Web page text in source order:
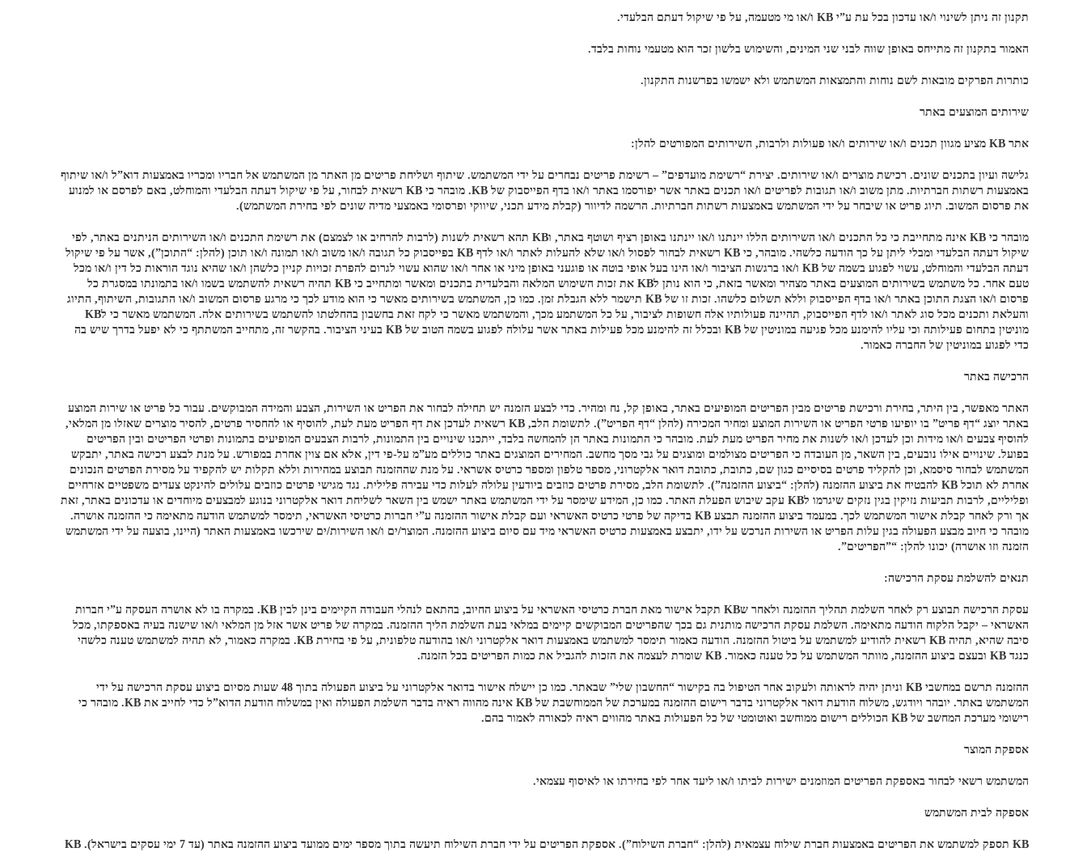
תקנון זה ניתן לשינוי ו/או עדכון בכל עת ע”י KB ו/או מי מטעמה, על פי שיקול דעתם הבלעדי.
האמור בתקנון זה מתייחס באופן שווה לבני שני המינים, והשימוש בלשון זכר הוא מטעמי נוחות בלבד.
כותרות הפרקים מובאות לשם נוחות והתמצאות המשתמש ולא ישמשו בפרשנות התקנון.
שירותים המוצעים באתר
אתר KB מציע מגוון תכנים ו/או שירותים ו/או פעולות ולרבות, השירותים המפורטים להלן:
גלישה ועיון בתכנים שונים. רכישת מוצרים ו/או שירותים. יצירת “רשימת מועדפים” – רשימת פריטים נבחרים על ידי המשתמש. שיתוף ושליחת פריטים מן האתר מן המשתמש אל חבריו ומכריו באמצעות דוא”ל ו/או שיתוף
באמצעות רשתות חברתיות. מתן משוב ו/או תגובות לפריטים ו/או תכנים באתר אשר יפורסמו באתר ו/או בדף הפייסבוק של KB. מובהר כי KB רשאית לבחור, על פי שיקול דעתה הבלעדי והמוחלט, באם לפרסם או למנוע
את פרסום המשוב. תיוג פריט או שיבחר על ידי המשתמש באמצעות רשתות חברתיות. הרשמה לדיוור (קבלת מידע תכני, שיווקי ופרסומי באמצעי מדיה שונים לפי בחירת המשתמש).
מובהר כי KB אינה מתחייבת כי כל התכנים ו/או השירותים הללו יינתנו ו/או יינתנו באופן רציף ושוטף באתר, וKB תהא רשאית לשנות (לרבות להרחיב או לצמצם) את רשימת התכנים ו/או השירותים הניתנים באתר, לפי
שיקול דעתה הבלעדי ומבלי ליתן על כך הודעה כלשהי. מובהר, כי KB רשאית לבחור לפסול ו/או שלא להעלות לאתר ו/או לדף KB בפייסבוק כל תגובה ו/או משוב ו/או תמונה ו/או תוכן (להלן: “התוכן”), אשר על פי שיקול
דעתה הבלעדי והמוחלט, עשוי לפגוע בשמה של KB ו/או ברגשות הציבור ו/או הינו בעל אופי בוטה או פוגעני באופן מיני או אחר ו/או שהוא עשוי לגרום להפרת זכויות קניין כלשהן ו/או שהיא נוגד הוראות כל דין ו/או מכל
טעם אחר. כל משתמש בשירותים המוצעים באתר מצהיר ומאשר בזאת, כי הוא נותן לKB את זכות השימוש המלאה והבלעדית בתכנים ומאשר ומתחייב כי KB תהיה רשאית להשתמש בשמו ו/או בתמונתו במסגרת כל
פרסום ו/או הצגת התוכן באתר ו/או בדף הפייסבוק וללא תשלום כלשהו. זכות זו של KB תישמר ללא הגבלת זמן. כמו כן, המשתמש בשירותים מאשר כי הוא מודע לכך כי מרגע פרסום המשוב ו/או התגובות, השיתוף, התיוג
והעלאת ותכנים מכל סוג לאתר ו/או לדף הפייסבוק, תהיינה פעולותיו אלה חשופות לציבור, על כל המשתמע מכך, והמשתמש מאשר כי לקח זאת בחשבון בהחלטתו להשתמש בשירותים אלה. המשתמש מאשר כי לKB
מוניטין בתחום פעילותה וכי עליו להימנע מכל פגיעה במוניטין של KB ובכלל זה להימנע מכל פעילות באתר אשר עלולה לפגוע בשמה הטוב של KB בעיני הציבור. בהקשר זה, מתחייב המשתתף כי לא יפעל בדרך שיש בה
כדי לפגוע במוניטין של החברה כאמור.
הרכישה באתר
האתר מאפשר, בין היתר, בחירת ורכישת פריטים מבין הפריטים המופיעים באתר, באופן קל, נח ומהיר. כדי לבצע הזמנה יש תחילה לבחור את הפריט או השירות, הצבע והמידה המבוקשים. עבור כל פריט או שירות המוצע
באתר יוצג “דף פריט” בו יופיעו פרטי הפריט או השירות המוצע ומחיר המכירה (להלן “דף הפריט”). לתשומת הלב, KB רשאית לעדכן את דף הפריט מעת לעת, להוסיף או להחסיר פרטים, להסיר מוצרים שאזלו מן המלאי,
להוסיף צבעים ו/או מידות וכן לעדכן ו/או לשנות את מחיר הפריט מעת לעת. מובהר כי התמונות באתר הן להמחשה בלבד, ייתכנו שינויים בין התמונות, לרבות הצבעים המופיעים בתמונות ופרטי הפריטים ובין הפריטים
בפועל. שינויים אילו נובעים, בין השאר, מן העובדה כי הפריטים מצולמים ומוצגים על גבי מסך מחשב. המחירים המוצגים באתר כוללים מע”מ על-פי דין, אלא אם צוין אחרת במפורש. על מנת לבצע רכישה באתר, יתבקש
המשתמש לבחור סיסמא, וכן להקליד פרטים בסיסיים כגון שם, כתובת, כתובת דואר אלקטרוני, מספר טלפון ומספר כרטיס אשראי. על מנת שההזמנה תבוצע במהירות וללא תקלות יש להקפיד על מסירת הפרטים הנכונים
אחרת לא תוכל KB להבטיח את ביצוע ההזמנה (להלן: “ביצוע ההזמנה”). לתשומת הלב, מסירת פרטים כוזבים ביודעין עלולה לעלות כדי עבירה פלילית. נגד מגישי פרטים כוזבים עלולים להינקט צעדים משפטיים אזרחיים
ופליליים, לרבות תביעות נזיקין בגין נזקים שיגרמו לKB עקב שיבוש הפעלת האתר. כמו כן, המידע שימסר על ידי המשתמש באתר ישמש בין השאר לשליחת דואר אלקטרוני בנוגע למבצעים מיוחדים או עדכונים באתר, זאת
אך ורק לאחר קבלת אישור המשתמש לכך. במעמד ביצוע ההזמנה תבצע KB בדיקה של פרטי כרטיס האשראי ועם קבלת אישור ההזמנה ע”י חברות כרטיסי האשראי, תימסר למשתמש הודעה מתאימה כי ההזמנה אושרה.
מובהר כי חיוב מבצע הפעולה בגין עלות הפריט או השירות הנרכש על ידו, יתבצע באמצעות כרטיס האשראי מיד עם סיום ביצוע ההזמנה. המוצר/ים ו/או השירות/ים שירכשו באמצעות האתר (היינו, בוצעה על ידי המשתמש
הזמנה וזו אושרה) יכונו להלן: “”הפריטים”.
תנאים להשלמת עסקת הרכישה:
עסקת הרכישה תבוצע רק לאחר השלמת תהליך ההזמנה ולאחר שKB תקבל אישור מאת חברת כרטיסי האשראי על ביצוע החיוב, בהתאם לנהלי העבודה הקיימים בינן לבין KB. במקרה בו לא אושרה העסקה ע”י חברות
האשראי – יקבל הלקוח הודעה מתאימה. השלמת עסקת הרכישה מותנית גם בכך שהפריטים המבוקשים קיימים במלאי בעת השלמת הליך ההזמנה. במקרה של פריט אשר אזל מן המלאי ו/או שישנה בעיה באספקתו, מכל
סיבה שהיא, תהיה KB רשאית להודיע למשתמש על ביטול ההזמנה. הודעה כאמור תימסר למשתמש באמצעות דואר אלקטרוני ו/או בהודעה טלפונית, על פי בחירת KB. במקרה כאמור, לא תהיה למשתמש טענה כלשהי
כנגד KB ובעצם ביצוע ההזמנה, מוותר המשתמש על כל טענה כאמור. KB שומרת לעצמה את הזכות להגביל את כמות הפריטים בכל הזמנה.
ההזמנה תרשם במחשבי KB וניתן יהיה לראותה ולעקוב אחר הטיפול בה בקישור “החשבון שלי” שבאתר. כמו כן יישלח אישור בדואר אלקטרוני על ביצוע הפעולה בתוך 48 שעות מסיום ביצוע עסקת הרכישה על ידי
המשתמש באתר. יובהר ויודגש, משלוח הודעת דואר אלקטרוני בדבר רישום ההזמנה במערכת של הממוחשבת של KB אינה מהווה ראיה בדבר השלמת הפעולה ואין במשלוח הודעת הדוא”ל כדי לחייב את KB. מובהר כי
רישומי מערכת המחשב של KB הכוללים רישום ממוחשב ואוטומטי של כל הפעולות באתר מהווים ראיה לכאורה לאמור בהם.
אספקת המוצר
המשתמש רשאי לבחור באספקת הפריטים המוזמנים ישירות לביתו ו/או ליעד אחר לפי בחירתו או לאיסוף עצמאי.
אספקה לבית המשתמש
KB תספק למשתמש את הפריטים באמצעות חברת שילוח עצמאית (להלן: “חברת השילוח”). אספקת הפריטים על ידי חברת השילוח תיעשה בתוך מספר ימים ממועד ביצוע ההזמנה באתר (עד 7 ימי עסקים בישראל). KB